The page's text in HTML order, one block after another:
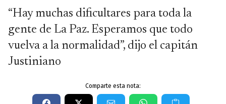
“Hay muchas dificultares para toda la
gente de La Paz. Esperamos que todo
vuelva a la normalidad”, dijo el capitán
Justiniano
Comparte esta nota: